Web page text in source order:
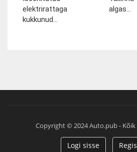
elektrirattaga
kukkunud...
algas...
Copyright © 2024 Auto.pub -
Logi sisse